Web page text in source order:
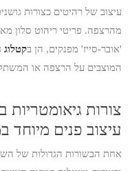
עיצוב של רהיטים כצורות
מהרצפה. פריטי ריהוט סלון
'אובר-סייז' מפנקים, הן ב
המוצבים על הרצפה או
צורות גיאומטריות
עיצוב פנים מיוחד
אחת הבשורות הגדולות של